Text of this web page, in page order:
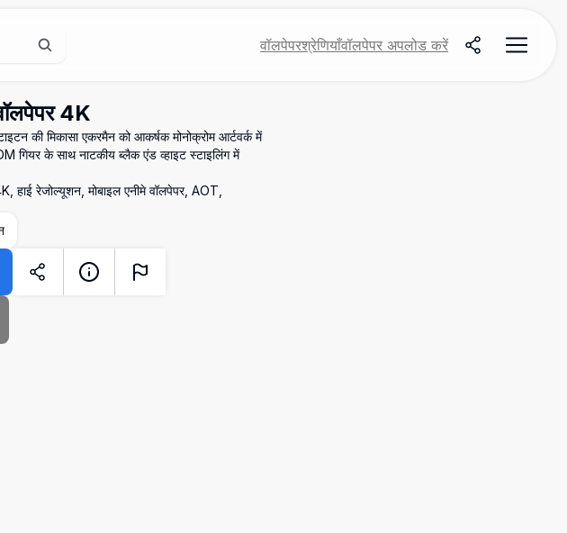
वॉलपेपरश्रेणियाँवॉलपेपर अपलोड करें
4K
की मिकासा एकरमैन को आकर्षक मोनोक्रोम आर्टवर्क में
गियर के साथ नाटकीय ब्लैक एंड व्हाइट स्टाइलिंग में
रेजोल्यूशन, मोबाइल एनीमे वॉलपेपर, AOT,